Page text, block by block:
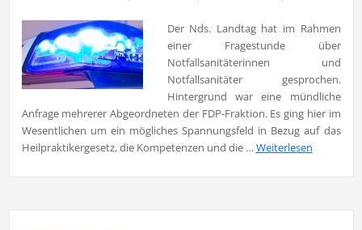
Der Nds. Landtag hat im Rahmen
einer Fragestunde über
Notfallsanitäterinnen und
Notfallsanitäter gesprochen.
Hintergrund war eine mündliche
Anfrage mehrerer Abgeordneten der FDP-Fraktion. Es ging hier im
Wesentlichen um ein mögliches Spannungsfeld in Bezug auf das
Heilpraktikergesetz, die Kompetenzen und die … Weiterlesen